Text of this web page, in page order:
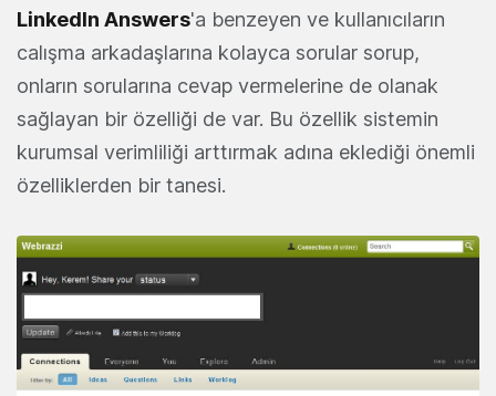
LinkedIn Answers'a benzeyen ve kullanıcıların
calışma arkadaşlarına kolayca sorular sorup,
onların sorularına cevap vermelerine de olanak
sağlayan bir özelliği de var. Bu özellik sistemin
kurumsal verimliliği arttırmak adına eklediği önemli
özelliklerden bir tanesi.